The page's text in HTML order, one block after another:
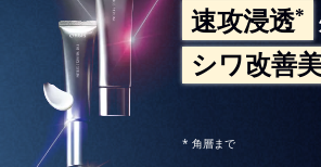
速攻浸透*
シワ改善
* 角層まで